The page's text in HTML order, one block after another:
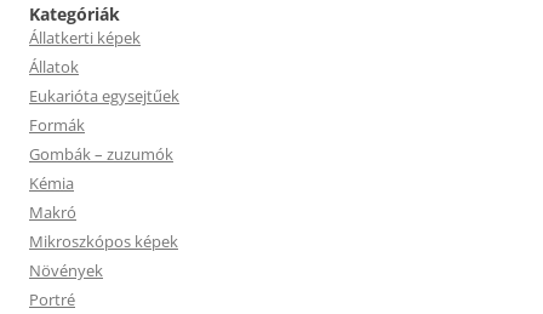
Kategóriák
Állatkerti képek
Állatok
Eukarióta egysejtűek
Formák
Gombák – zuzumók
Kémia
Makró
Mikroszkópos képek
Növények
Portré